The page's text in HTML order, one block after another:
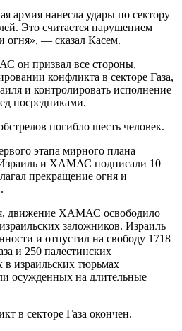
армия нанесла удары по сектору
Это считается нарушением
огня», — сказал Касем.
он призвал все стороны,
конфликта в секторе Газа,
и контролировать исполнение
посредниками.
погибло шесть человек.
этапа мирного плана
и ХАМАС подписали 10
прекращение огня и
движение ХАМАС освободило
заложников. Израиль
и отпустил на свободу 1718
и 250 палестинских
израильских тюрьмах
осужденных на длительные
в секторе Газа окончен.